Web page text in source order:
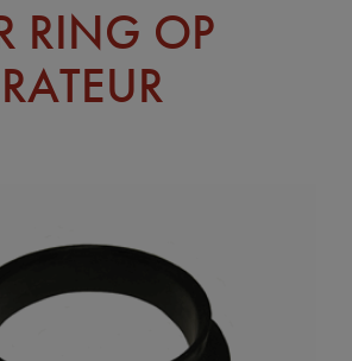
RING OP